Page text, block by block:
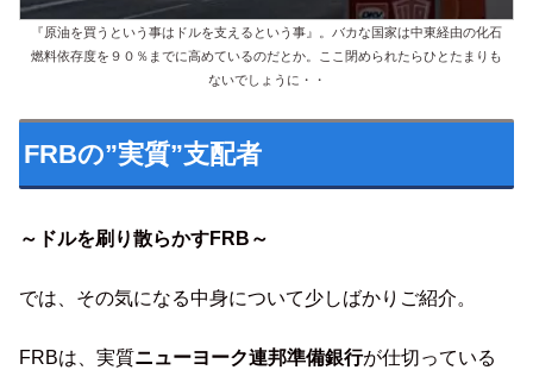
『原油を買うという事はドルを支えるという事』。バカな国家は中東経由の化石
燃料依存度を９０％までに高めているのだとか。ここ閉められたらひとたまりも
ないでしょうに・・
FRBの”実質”支配者
～ドルを刷り散らかすFRB～
では、その気になる中身について少しばかりご紹介。
FRBは、実質ニューヨーク連邦準備銀行が仕切っている